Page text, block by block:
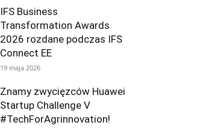
IFS Business
Transformation Awards
2026 rozdane podczas IFS
Connect EE
19 maja 2026
Znamy zwycięzców Huawei
Startup Challenge V
#TechForAgrinnovation!